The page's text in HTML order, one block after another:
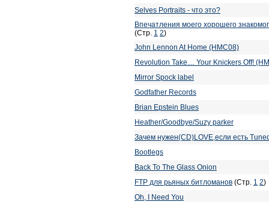
Selves Portraits - что это?
Впечатления моего хорошего
(Стр. 1 2)
John Lennon At Home (HMC08)
Revolution Take.... Your Knickers Off!
Mirror Spock label
Godfather Records
Brian Epstein Blues
Heather/Goodbye/Suzy parker
Зачем нужен(CD)LOVE,если есть
Bootlegs
Back To The Glass Onion
FTP для рьяных битломанов (Стр. 1 2)
Oh, I Need You